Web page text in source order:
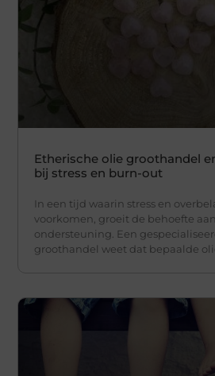
Etherische olie groothandel
bij stress en burn-out
In een tijd waarin stress en
voorkomen, groeit de behoefte
ondersteuning. Een
groothandel weet dat bepaalde